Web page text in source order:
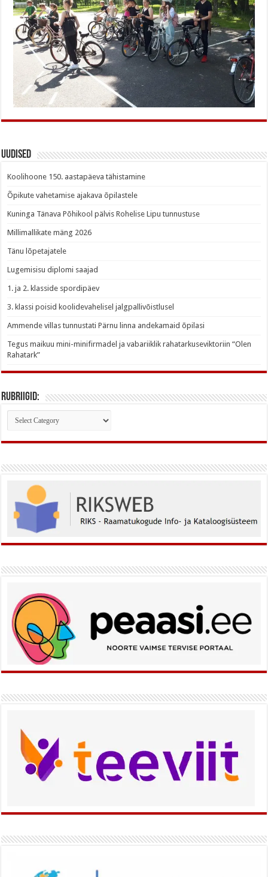
Uudised
Koolihoone 150. aastapäeva tähistamine
Õpikute vahetamise ajakava õpilastele
Kuninga Tänava Põhikool pälvis Rohelise Lipu tunnustuse
Millimallikate mäng 2026
Tänu lõpetajatele
Lugemisisu diplomi saajad
1. ja 2. klasside spordipäev
3. klassi poisid koolidevahelisel jalgpallivõistlusel
Ammende villas tunnustati Pärnu linna andekamaid õpilasi
Tegus maikuu mini-minifirmadel ja vabariiklik rahatarkuseviktoriin “Olen
Rahatark”
Rubriigid:
Rubriigid: